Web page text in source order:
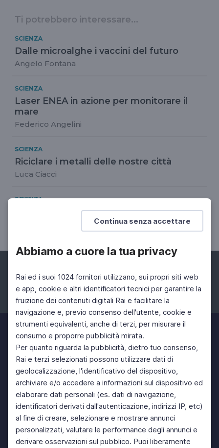
Continua senza accettare
Abbiamo a cuore la tua privacy
Rai ed i suoi 1024 fornitori utilizzano, sui propri siti web
e app, cookie e altri identificatori tecnici per garantire la
fruizione dei contenuti digitali Rai e facilitare la
navigazione e, previo consenso dell'utente, cookie e
strumenti equivalenti, anche di terzi, per misurare il
consumo e proporre pubblicità mirata.
Per quanto riguarda la pubblicità, dietro tuo consenso,
Rai e terzi selezionati possono utilizzare dati di
geolocalizzazione, l'identificativo del dispositivo,
archiviare e/o accedere a informazioni sul dispositivo ed
elaborare dati personali (es. dati di navigazione,
identificatori derivati dall'autenticazione, indirizzi IP, etc)
al fine di creare, selezionare e mostrare annunci
personalizzati, valutare le performance degli annunci e
derivare osservazioni sul pubblico. Puoi liberamente
Ti potrebbero interessare...
SCIENZA
Dalle microalghe i vaccini del futuro
Angelo Fontana
SCIENZA
Laser ENEA in azione per monitorare il
mare
Federico Angelini
SCIENZA
Riciclare i metalli delle nostre città
Luca Ciacci
SCIENZA
Safeschool 4.0
Nicolandrea Calabrese
Facebook Instagram Twitter